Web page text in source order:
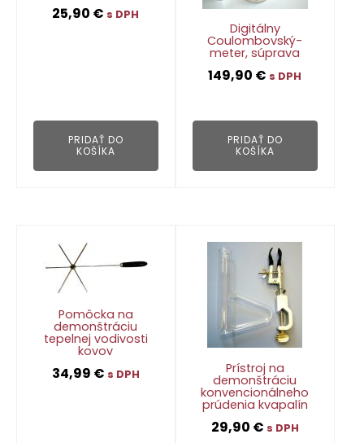
25,90 € s DPH
PRIDAŤ DO
KOŠÍKA
Digitálny
Coulombovský-
meter, súprava
149,90 € s DPH
PRIDAŤ DO
KOŠÍKA
Pomôcka na
demonštráciu
tepelnej vodivosti
kovov
34,99 € s DPH Prístroj na
demonštráciu
konvencionálneho
prúdenia kvapalín
29,90 € s DPH